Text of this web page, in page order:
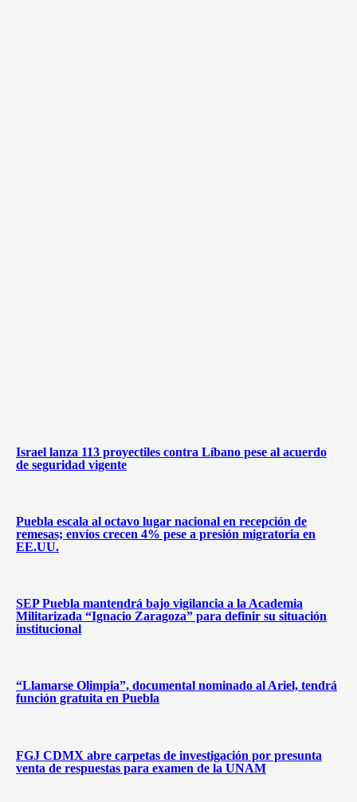
Israel lanza 113 proyectiles contra Líbano pese al acuerdo
de seguridad vigente
Puebla escala al octavo lugar nacional en recepción de
remesas; envíos crecen 4% pese a presión migratoria en
EE.UU.
SEP Puebla mantendrá bajo vigilancia a la Academia
Militarizada “Ignacio Zaragoza” para definir su situación
institucional
“Llamarse Olimpia”, documental nominado al Ariel, tendrá
función gratuita en Puebla
FGJ CDMX abre carpetas de investigación por presunta
venta de respuestas para examen de la UNAM